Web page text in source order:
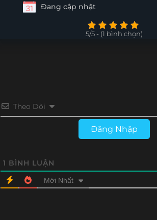
Đang cập nhật
5/5 - (1 bình chọn)
Theo Dõi
Đăng Nhập
1 BÌNH LUẬN
Mới Nhất